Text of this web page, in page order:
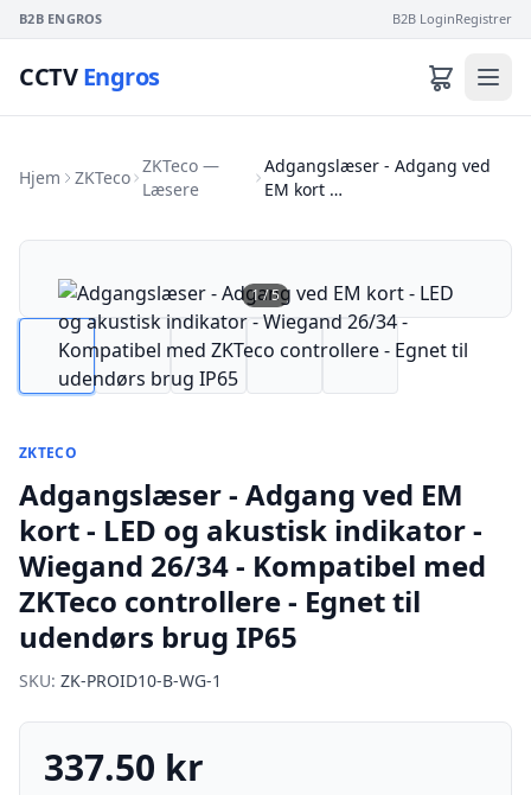
B2B ENGROS B2B LoginRegistrer
CCTVEngros
Hjem ZKTeco
ZKTeco —
Læsere
Adgangslæser - Adgang ved
EM kort …
1/5
ZKTECO
Adgangslæser - Adgang ved EM
kort - LED og akustisk indikator -
Wiegand 26/34 - Kompatibel med
ZKTeco controllere - Egnet til
udendørs brug IP65
SKU: ZK-PROID10-B-WG-1
337.50 kr